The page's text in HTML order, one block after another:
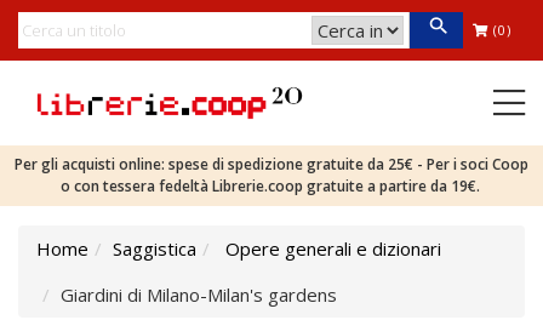
(0)
Per gli acquisti online: spese di spedizione gratuite da 25€ - Per i soci Coop
o con tessera fedeltà Librerie.coop gratuite a partire da 19€.
Home Saggistica
Opere generali e dizionari
Giardini di Milano-Milan's gardens